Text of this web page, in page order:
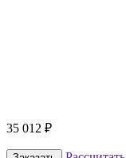
35 012 ₽